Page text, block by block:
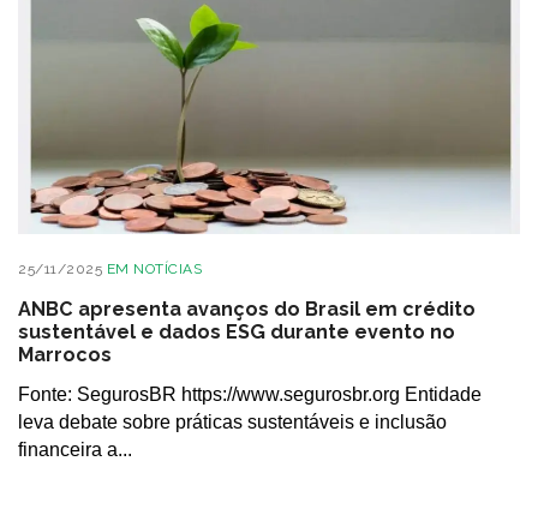
25/11/2025 EM NOTÍCIAS
ANBC apresenta avanços do Brasil em crédito
sustentável e dados ESG durante evento no
Marrocos
Fonte: SegurosBR https://www.segurosbr.org Entidade
leva debate sobre práticas sustentáveis e inclusão
financeira a...